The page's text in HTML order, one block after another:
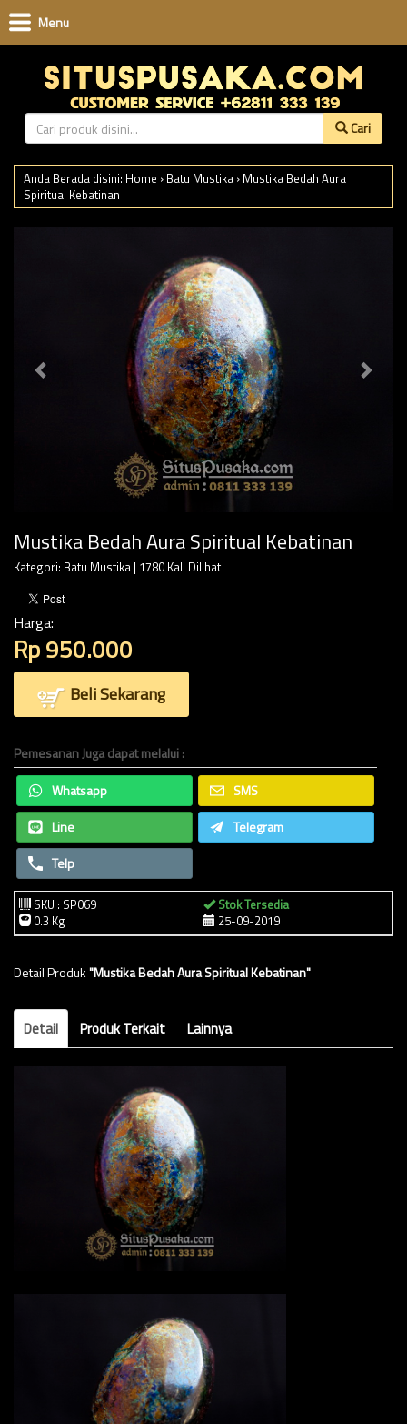
Cari
Menu
Anda Berada disini: Home › Batu Mustika › Mustika Bedah Aura
Spiritual Kebatinan
Mustika Bedah Aura Spiritual Kebatinan
Kategori: Batu Mustika | 1780 Kali Dilihat
Harga:
Rp 950.000
Beli Sekarang
Pemesanan Juga dapat melalui :
Whatsapp
SMS
Line
Telegram
Telp
SKU : SP069
Stok Tersedia
0.3 Kg
25-09-2019
Detail Produk"Mustika Bedah Aura Spiritual Kebatinan"
Detail Produk Terkait Lainnya